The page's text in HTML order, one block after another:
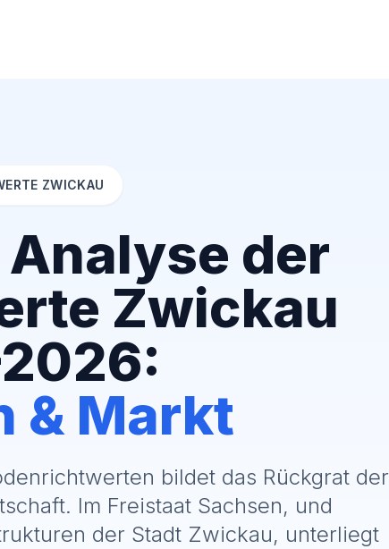
ZWICKAU
der
Zwickau
& Markt
bildet das Rückgrat der
Im Freistaat Sachsen, und
der Stadt Zwickau, unterliegt